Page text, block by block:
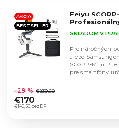
AKCIA
BESTSELLER
Feiyu
hodnotenie
produktu
je
SKLADOM V
€140,50 bez DPH
–29 % €239,60
€170
Pre náročných
alebo
SCORP-Mini P
pre smartfóny